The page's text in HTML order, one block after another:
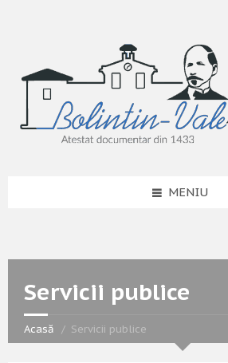
MENIU
Servicii publice
Acasă Servicii publice